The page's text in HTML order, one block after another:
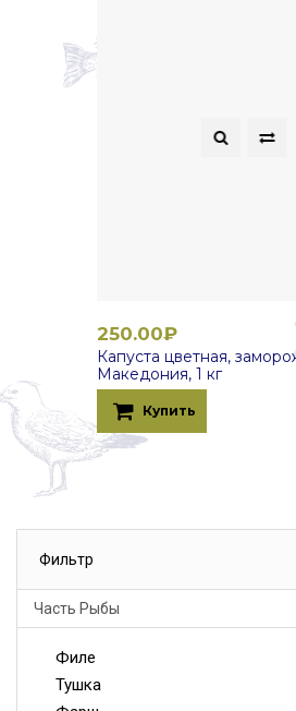
250.00₽
Капуста цветная,
Македония, 1 кг
Купить
Фильтр
Часть Рыбы
Филе
Тушка